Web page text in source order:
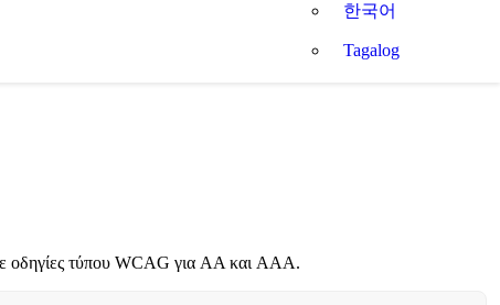
한국어
Tagalog
οδηγίες τύπου WCAG για AA και AAA.